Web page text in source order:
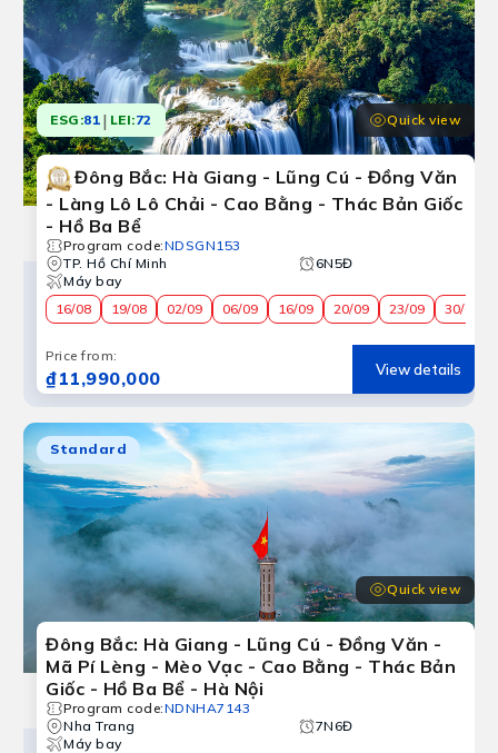
ESG:81 | LEI:72 Quick view
Đông Bắc: Hà Giang - Lũng Cú - Đồng Văn
- Làng Lô Lô Chải - Cao Bằng - Thác Bản Giốc
- Hồ Ba Bể
Program code:NDSGN153
TP. Hồ Chí Minh
6N5Đ
Máy bay
16/08
19/08 02/09 06/09 16/09 20/09 23/09 30/09
Price from:
₫11,990,000 View details
Standard
Quick view
Đông Bắc: Hà Giang - Lũng Cú - Đồng Văn -
Mã Pí Lèng - Mèo Vạc - Cao Bằng - Thác Bản
Giốc - Hồ Ba Bể - Hà Nội
Program code:NDNHA7143
Nha Trang
7N6Đ
Máy bay